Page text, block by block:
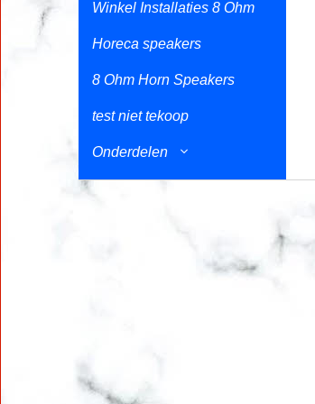
Winkel Installaties 8 Ohm
Horeca speakers
8 Ohm Horn Speakers
test niet tekoop
Onderdelen